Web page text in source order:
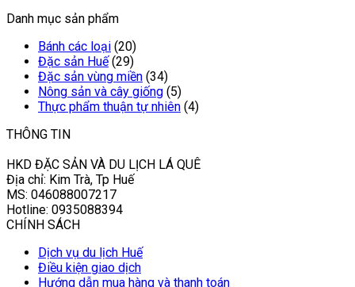
là:
Danh mục sản phẩm
Bánh các loại (20)
Đặc sản Huế (29)
Đặc sản vùng miền (34)
Nông sản và cây giống (5)
Thực phẩm thuận tự nhiên (4)
THÔNG TIN
HKD ĐẶC SẢN VÀ DU LỊCH LÁ QUÊ
Địa chỉ: Kim Trà, Tp Huế
MS: 046088007217
Hotline: 0935088394
CHÍNH SÁCH
Dịch vụ du lịch Huế
Điều kiện giao dịch
Hướng dẫn mua hàng và thanh toán